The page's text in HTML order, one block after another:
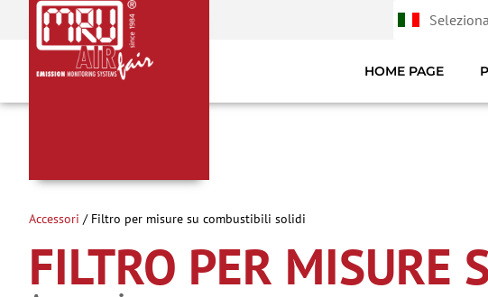
HOME PAGE
Accessori / Filtro per misure su combustibili solidi
FILTRO PER MISURE